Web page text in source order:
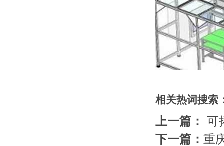
相关热词搜索
上一篇： 可
下一篇： 重